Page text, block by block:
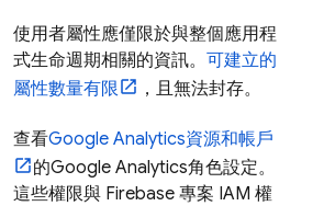
使用者屬性應僅限於與整個應用程
式生命週期相關的資訊。 可建立的
屬性數量有限
，且無法封存。
查看Google Analytics資源和帳戶
的Google Analytics角色設定。
這些權限與 Firebase 專案 IAM 權